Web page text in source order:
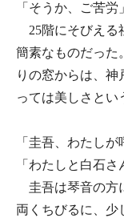
「そうか、ご苦労」
25階にそびえる
簡素なものだった
りの窓からは、神
っては美しさとい
「圭吾、わたし
「わたしと白石さ
圭吾は琴音の方
両くちびるに、少